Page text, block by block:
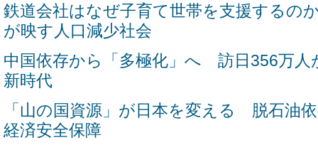
鉄道会社はなぜ子育て世帯を支援するの
が映す人口減少社会
中国依存から「多極化」へ 訪日356万人
新時代
「山の国資源」が日本を変える 脱石油
経済安全保障